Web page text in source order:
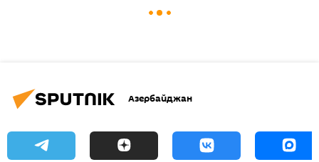
Азербайджан